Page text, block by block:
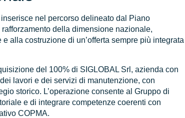
nel percorso delineato dal Piano
della dimensione nazionale,
alla costruzione di un’offerta sempre più integrata
del 100% di SIGLOBAL Srl, azienda con
lavori e dei servizi di manutenzione, con
storico. L’operazione consente al Gruppo di
e di integrare competenze coerenti con
COPMA.